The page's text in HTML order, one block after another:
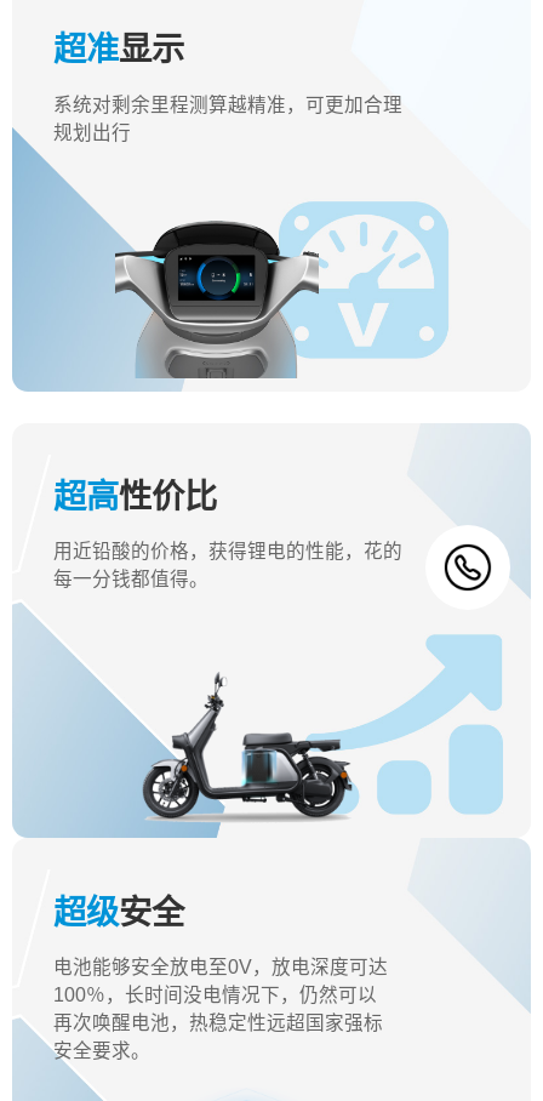
超准显示
系统对剩余里程测算越精准，可更加合理
规划出行
超高性价比
用近铅酸的价格，获得锂电的性能，花的
每一分钱都值得。
超级安全
电池能够安全放电至0V，放电深度可达
100％，长时间没电情况下，仍然可以
再次唤醒电池，热稳定性远超国家强标
安全要求。